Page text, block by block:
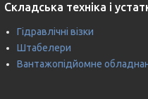
Складська техніка і
Гідравлічні візки
Штабелери
Вантажопідйомне